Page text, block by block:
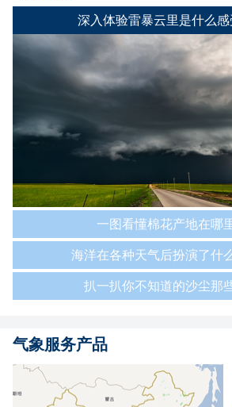
深入体验雷暴云里是什么感
一图看懂棉花产地在哪
海洋在各种天气后扮演了什
扒一扒你不知道的沙尘那
气象服务产品